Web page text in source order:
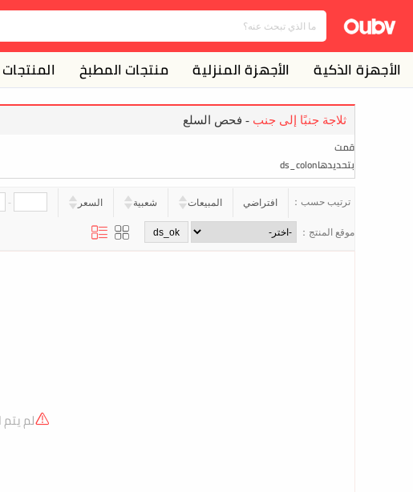
الأجهزة الذكية الأجهزة المنزلية منتجات المطبخ
ثلاجة جنبًا إلى جنب - فحص السلع
قمت
بتحديدهاds_colon
ترتيب حسب： افتراضي المبيعات شعبية السعر -
موقع المنتج：
لم